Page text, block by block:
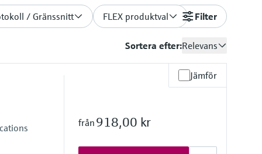
/ Gränssnitt FLEX produktval Filter
Sortera efter:Relevans
Jämför
från 918,00 kr